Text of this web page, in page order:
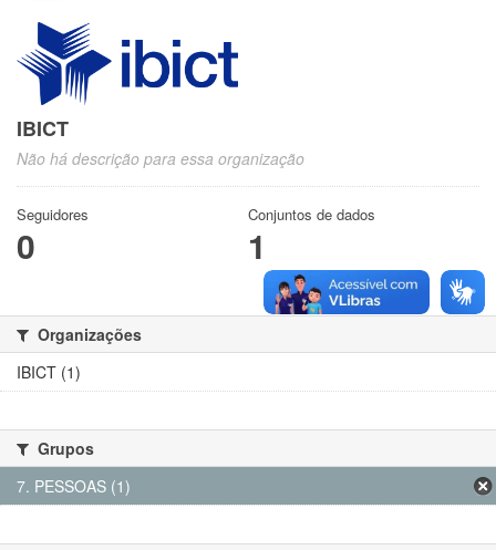
IBICT
Não há descrição para essa organização
Seguidores
0
Conjuntos de dados
1
Organizações
IBICT (1)
Grupos
7. PESSOAS (1)